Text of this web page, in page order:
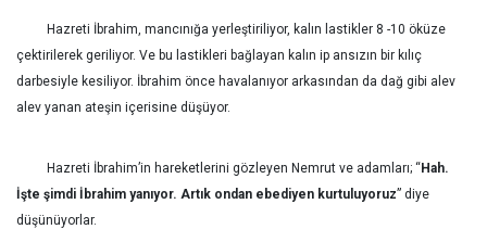
Hazreti İbrahim, mancınığa yerleştiriliyor, kalın lastikler 8 -10 öküze
çektirilerek geriliyor. Ve bu lastikleri bağlayan kalın ip ansızın bir kılıç
darbesiyle kesiliyor. İbrahim önce havalanıyor arkasından da dağ gibi alev
alev yanan ateşin içerisine düşüyor.
Hazreti İbrahim’in hareketlerini gözleyen Nemrut ve adamları; “ Hah.
İşte şimdi İbrahim yanıyor. Artık ondan ebediyen kurtuluyoruz” diye
düşünüyorlar.